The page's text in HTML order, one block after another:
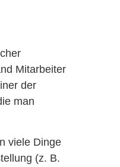
Mitarbeiter
der
man
viele Dinge
(z. B.